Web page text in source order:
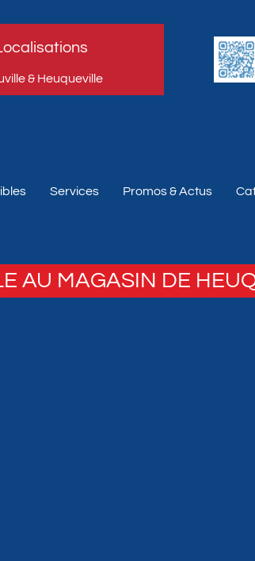
& Heuqueville​
Services Promos & Actus
AU MAGASIN DE